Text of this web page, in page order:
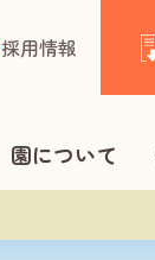
採用情報
園について